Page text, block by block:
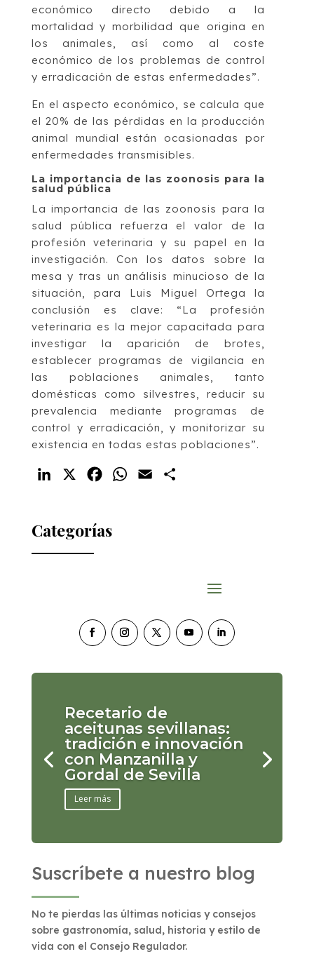
económico directo debido a la
mortalidad y morbilidad que origina en
los animales, así como al coste
económico de los problemas de control
y erradicación de estas enfermedades”.
En el aspecto económico, se calcula que
el 20% de las pérdidas en la producción
animal mundial están ocasionadas por
enfermedades transmisibles.
La importancia de las zoonosis para la
salud pública
La importancia de las zoonosis para la
salud pública refuerza el valor de la
profesión veterinaria y su papel en la
investigación. Con los datos sobre la
mesa y tras un análisis minucioso de la
situación, para Luis Miguel Ortega la
conclusión es clave: “La profesión
veterinaria es la mejor capacitada para
investigar la aparición de brotes,
establecer programas de vigilancia en
las poblaciones animales, tanto
domésticas como silvestres, reducir su
prevalencia mediante programas de
control y erradicación, y monitorizar su
existencia en todas estas poblaciones”.
LinkedIn FacebookWhatsApp
Email
Categorías
Recetario de
aceitunas sevillanas:
tradición e innovación
con Manzanilla y
Gordal de Sevilla
Leer más
Suscríbete a nuestro blog
No te pierdas las últimas noticias y consejos
sobre gastronomía, salud, historia y estilo de
vida con el Consejo Regulador.